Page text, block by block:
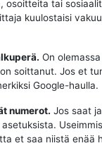
osoitteita tai
kuulostaisi
On
soittanut. Jos et
Google-haulla.
numerot. Jos saat
et saa niistä enää